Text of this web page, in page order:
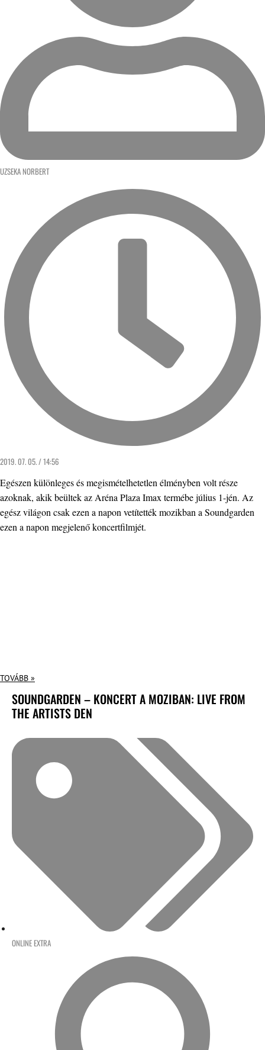
UZSEKA NORBERT
2019. 07. 05. / 14:56
Egészen különleges és megismételhetetlen élményben volt része
azoknak, akik beültek az Aréna Plaza Imax termébe július 1-jén. Az
egész világon csak ezen a napon vetítették mozikban a Soundgarden
ezen a napon megjelenő koncertfilmjét.
TOVÁBB »
SOUNDGARDEN – KONCERT A MOZIBAN: LIVE FROM
THE ARTISTS DEN
ONLINE EXTRA